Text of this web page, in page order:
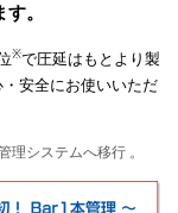
。
※で圧延はもとより製
安全にお使いいただ
理システムへ移行 。